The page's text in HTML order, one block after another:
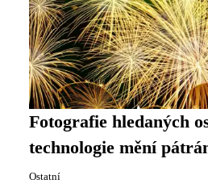
Fotografie hledaných
technologie mění
Ostatní